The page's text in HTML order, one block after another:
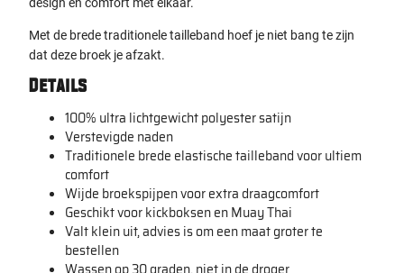
Met de brede traditionele tailleband hoef je niet bang te zijn
dat deze broek je afzakt.
Details
100% ultra lichtgewicht polyester satijn
Verstevigde naden
Traditionele brede elastische tailleband voor ultiem
comfort
Wijde broekspijpen voor extra draagcomfort
Geschikt voor kickboksen en Muay Thai
Valt klein uit, advies is om een maat groter te
bestellen